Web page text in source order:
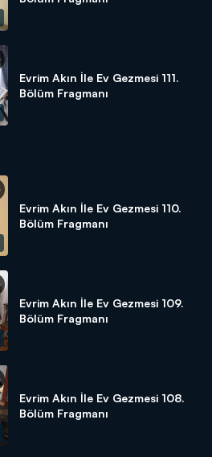
Evrim Akın İle Ev Gezmesi 111.
Bölüm Fragmanı
Evrim Akın İle Ev Gezmesi 110.
Bölüm Fragmanı
Evrim Akın İle Ev Gezmesi 109.
Bölüm Fragmanı
Evrim Akın İle Ev Gezmesi 108.
Bölüm Fragmanı